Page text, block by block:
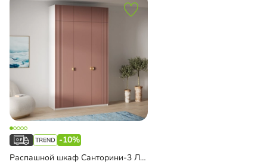
-10%
Распашной шкаф Санторини-3 Лайф с антресолью